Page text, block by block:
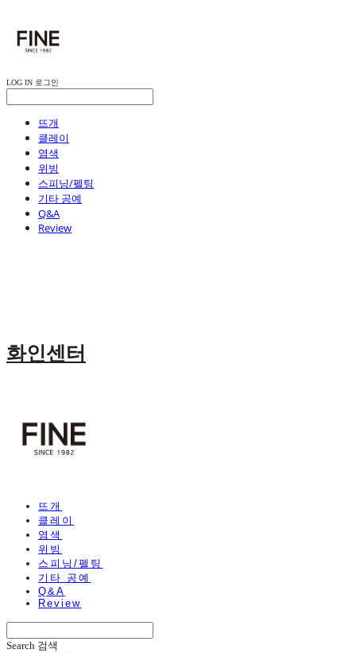
LOG IN 로그인
뜨개
클레이
염색
위빙
스피닝/펠팅
기타 공예
Q&A
Review
화인센터
뜨개
클레이
염색
위빙
스피닝/펠팅
기타 공예
Q&A
Review
Search 검색